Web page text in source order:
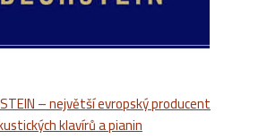
– největší evropský producent
klavírů a pianin